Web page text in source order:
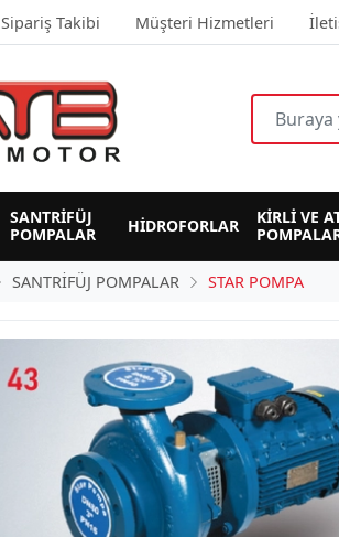
Sipariş Takibi Müşteri Hizmetleri
SANTRİFÜJ
POMPALAR
HİDROFORLAR
KİRLİ VE
SANTRİFÜJ POMPALAR STAR POMPA